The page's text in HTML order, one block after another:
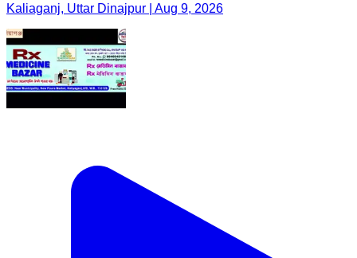
Kaliaganj, Uttar Dinajpur | Aug 9, 2026